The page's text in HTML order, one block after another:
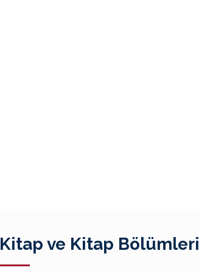
Kitap ve Kitap Bölümleri